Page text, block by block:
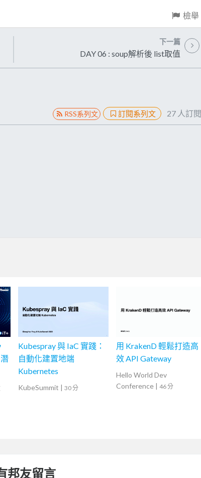
檢舉
下一篇
DAY 06 : soup解析後 list取值
RSS系列文 訂閱系列文 27 人訂閱
Kubespray 與 IaC 實踐：
自動化建置地端
Kubernetes
KubeSummit | 30 分
用 KrakenD 輕鬆打造高
效 API Gateway
Hello World Dev
Conference | 46 分
邦友留言